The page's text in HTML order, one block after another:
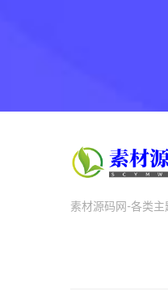
素材源码网-各类